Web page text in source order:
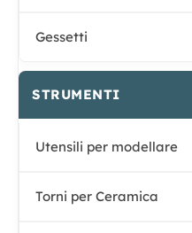
Gessetti
STRUMENTI
Utensili per modellare
Torni per Ceramica